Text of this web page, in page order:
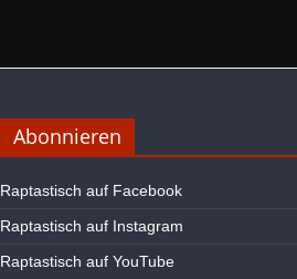
Abonnieren
Raptastisch auf Facebook
Raptastisch auf Instagram
Raptastisch auf YouTube